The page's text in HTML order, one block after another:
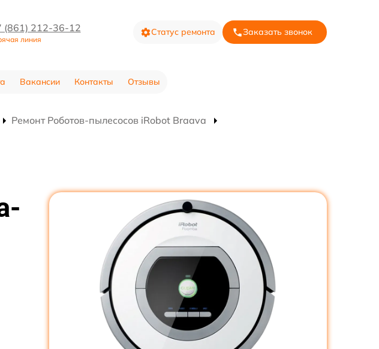
(861) 212-36-12
линия
Статус ремонта Заказать звонок
Вакансии Контакты Отзывы
Ремонт Роботов-пылесосов iRobot Braava